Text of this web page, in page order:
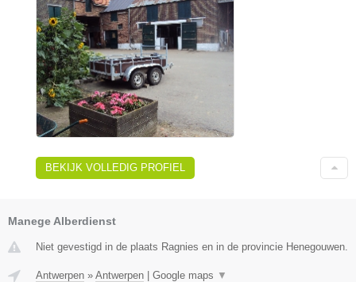
BEKIJK VOLLEDIG PROFIEL
Manege Alberdienst
Niet gevestigd in de plaats Ragnies en in de provincie Henegouwen.
Antwerpen » Antwerpen | Google maps ▼